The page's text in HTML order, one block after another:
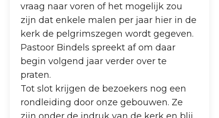
vraag naar voren of het mogelijk zou
zijn dat enkele malen per jaar hier in de
kerk de pelgrimszegen wordt gegeven.
Pastoor Bindels spreekt af om daar
begin volgend jaar verder over te
praten.
Tot slot krijgen de bezoekers nog een
rondleiding door onze gebouwen. Ze